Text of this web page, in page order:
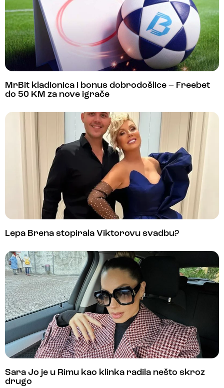
MrBit kladionica i bonus dobrodošlice – Freebet
do 50 KM za nove igrače
Lepa Brena stopirala Viktorovu svadbu?
Sara Jo je u Rimu kao klinka radila nešto skroz
drugo